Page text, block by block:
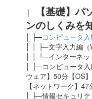
├─ 【基礎】
ンのしくみを
│ ├─コンピュータ
│ │ ├─文字入力編
│ │ └─インターネ
│ ├─コンピュータ
ウェア】50分【OS
【ネットワーク】47
│ ├─情報セキュリ